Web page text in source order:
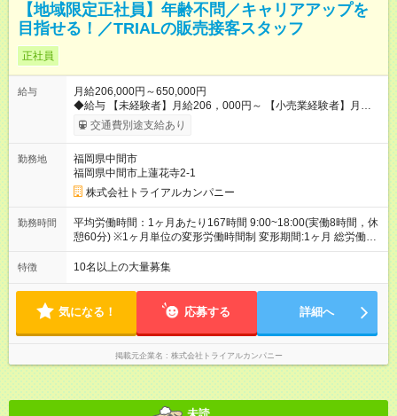
【地域限定正社員】年齢不問／キャリアアップを
目指せる！／TRIALの販売接客スタッフ
正社員
給与
月給206,000円～650,000円
◆給与 【未経験者】月給206，000円～ 【小売業経験者】月給
258，000円～ 【店長経験者】月給375，000円～650，000円 ※
初年度の想定年収：360万円～800万円 ※当社規定の採用基準に
用期間2ヶ月（賃金同一） ◆給与にプラスしてもらえる手当・イ
ンセンティブ ◎残業手当 ◎住宅手当 ◎通勤手当 ◎家族手当 ◎資
格手当 ◎職位手当 ◎単身手当 ◎残業手当（全額支給） ◎深夜手
当 ※一部、店舗により異なります ◆固定残業・みなし残業な
し！残業分は1分単位で支給！ （実績：月平均残業時間13.25h
以下） 【試用期間】試用期間あり 試用期間の長さ：2ヶ月 雇用
交通費別途支給あり
勤務地
福岡県中間市
福岡県中間市上蓮花寺2-1
株式会社トライアルカンパニー
勤務時間
平均労働時間：1ヶ月あたり167時間 9:00~18:00(実働8時間，休
憩60分) ※1ヶ月単位の変形労働時間制 変形期間:1ヶ月 総労働時
間:160~176時間 平均労働時間：1ヶ月あたり167時間
9:00~18:00(実働8時間，休憩60分) ※1ヶ月単位の変形労働時間
特徴 10名以上の大量募集
気になる！ 応募する 詳細へ
掲載元企業名 株式会社トライアルカンパニー